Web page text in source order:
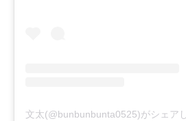
文太(@bunbunbunta0525)がシェア